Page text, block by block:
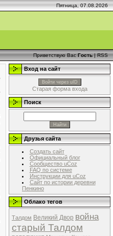
Пятница, 07.08.2026
Приветствую Вас Гость|RSS
Вход на сайт
Войти через uID
Старая форма входа
Поиск
Друзья сайта
Создать сайт
Официальный блог
Сообщество uCoz
FAQ по системе
Инструкции для uCoz
Сайт по истории деревни
Пенкино
Облако тегов
Талдом Великий Двор война
старый Талдом